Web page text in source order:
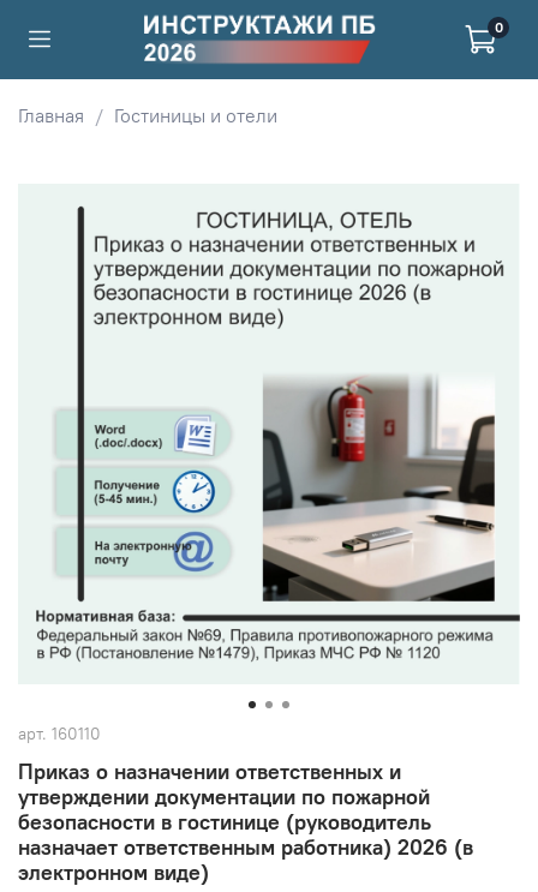
0
Главная Гостиницы и отели
арт. 160110
Приказ о назначении ответственных и
утверждении документации по пожарной
безопасности в гостинице (руководитель
назначает ответственным работника) 2026 (в
электронном виде)